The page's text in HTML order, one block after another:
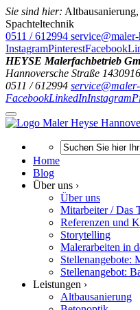
Sie sind hier:
Spachteltechnik
0511 / 612994
InstagramPinterestFacebook
HEYSE Malerfachbetrieb
Hannoversche Straße 1430916
0511 / 612994
FacebookLinkedInInstagram
Home
Blog
Über uns ›
Über uns
Mitarbeiter / Das
Referenzen und
Storytelling
Malerarbeiten in
Stellenangebote:
Stellenangebot:
Leistungen ›
Altbausanierung